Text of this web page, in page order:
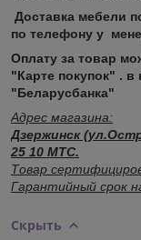
Доставка мебели
по телефону у
Оплату за товар
"Карте покупок" .
"Беларусбанка"
Адрес магазина:
Дзержинск
25 10 МТС.
Товар
Гарантийный срок
Скрыть